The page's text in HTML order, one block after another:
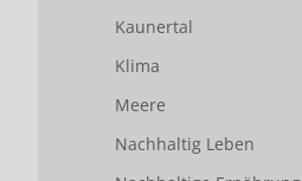
Kaunertal
Klima
Meere
Nachhaltig Leben